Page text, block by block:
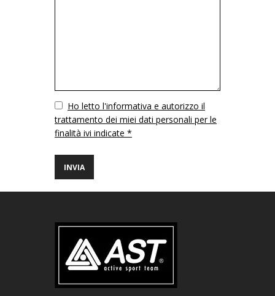
VuotoHo letto l'informativa e autorizzo il
trattamento dei miei dati personali per le
finalità ivi indicate *